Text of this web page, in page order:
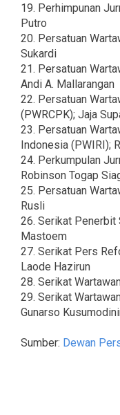
19. Perhimpunan
Putro
20. Persatuan
Sukardi
21. Persatuan
Andi A. Mallarangan
22. Persatuan
(PWRCPK); Jaja
23. Persatuan
Indonesia (PWIRI);
24. Perkumpulan
Robinson Togap
25. Persatuan
Rusli
26. Serikat Penerbit
Mastoem
27. Serikat Pers
Laode Hazirun
28. Serikat
29. Serikat
Gunarso
Sumber: Dewan